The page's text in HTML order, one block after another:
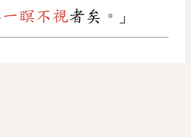
一瞑不視者矣。」